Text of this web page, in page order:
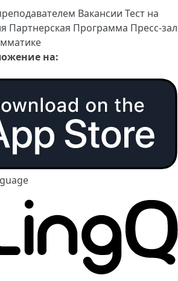
Вакансии Тест на
Партнерская Программа Пресс-зал
на: